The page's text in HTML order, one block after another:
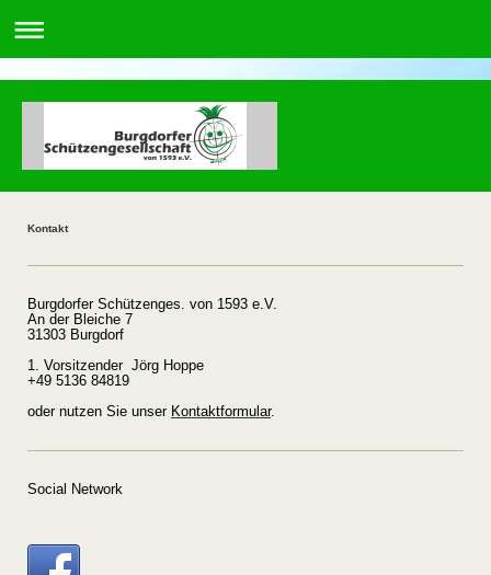
Kontakt
Burgdorfer Schützenges. von 1593 e.V.
An der Bleiche 7
31303 Burgdorf
1. Vorsitzender Jörg Hoppe
+49 5136 84819
oder nutzen Sie unser Kontaktformular.
Social Network